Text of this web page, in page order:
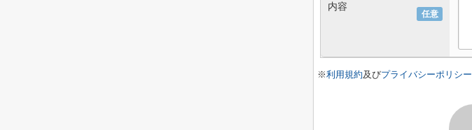
任意
内容
※利用規約及びプライバシーポリシー